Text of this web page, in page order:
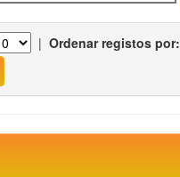
| Ordenar registos por: